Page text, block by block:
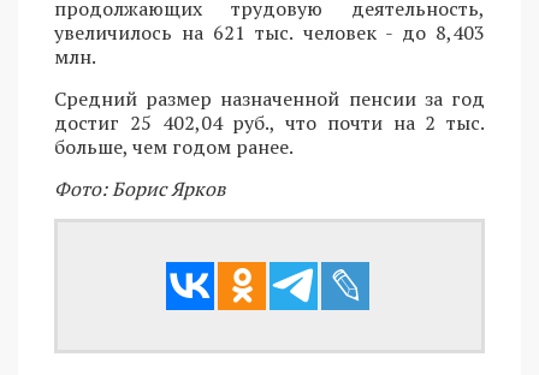
продолжающих трудовую деятельность,
увеличилось на 621 тыс. человек - до 8,403
млн.
Средний размер назначенной пенсии за год
достиг 25 402,04 руб., что почти на 2 тыс.
больше, чем годом ранее.
Фото: Борис Ярков